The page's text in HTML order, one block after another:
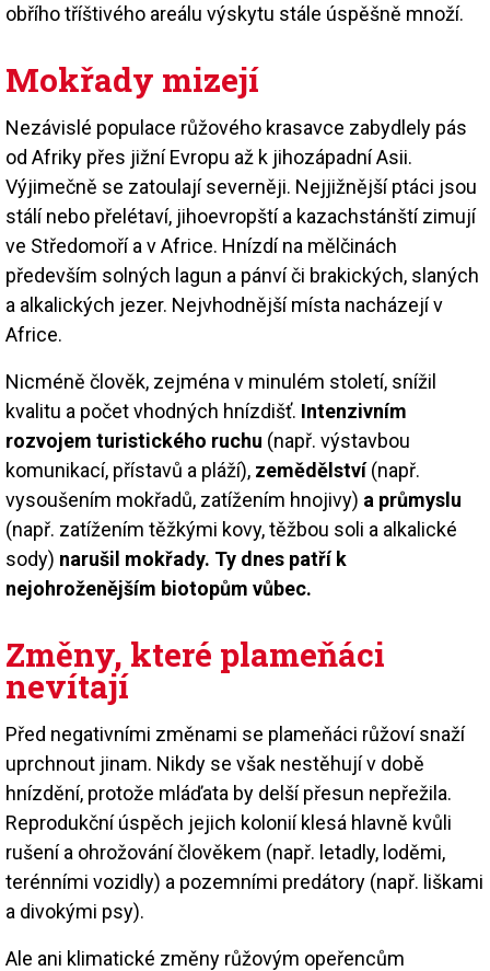
obřího tříštivého areálu výskytu stále úspěšně množí.
Mokřady mizejí
Nezávislé populace růžového krasavce zabydlely pás
od Afriky přes jižní Evropu až k jihozápadní Asii.
Výjimečně se zatoulají severněji. Nejjižnější ptáci jsou
stálí nebo přelétaví, jihoevropští a kazachstánští zimují
ve Středomoří a v Africe. Hnízdí na mělčinách
především solných lagun a pánví či brakických, slaných
a alkalických jezer. Nejvhodnější místa nacházejí v
Africe.
Nicméně člověk, zejména v minulém století, snížil
kvalitu a počet vhodných hnízdišť. Intenzivním
rozvojem turistického ruchu (např. výstavbou
komunikací, přístavů a pláží), zemědělství(např.
vysoušením mokřadů, zatížením hnojivy) a průmyslu
(např. zatížením těžkými kovy, těžbou soli a alkalické
sody) narušil mokřady. Ty dnes patří k
nejohroženějším biotopům vůbec.
Změny, které plameňáci
nevítají
Před negativními změnami se plameňáci růžoví snaží
uprchnout jinam. Nikdy se však nestěhují v době
hnízdění, protože mláďata by delší přesun nepřežila.
Reprodukční úspěch jejich kolonií klesá hlavně kvůli
rušení a ohrožování člověkem (např. letadly, loděmi,
terénními vozidly) a pozemními predátory (např. liškami
a divokými psy).
Ale ani klimatické změny růžovým opeřencům